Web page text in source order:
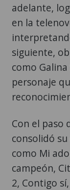
adelante,
en la
siguiente,
como
personaje
Con el paso
consolidó
como Mi
campeón,
2, Contigo